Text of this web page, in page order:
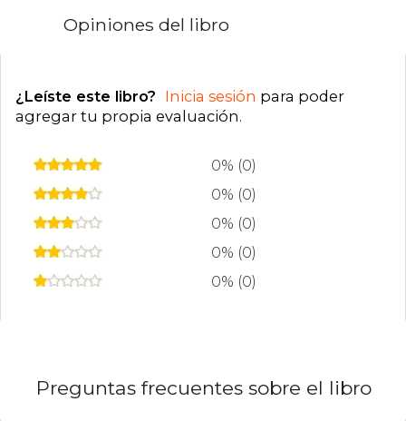
Opiniones del libro
¿Leíste este libro? Inicia sesión para poder
agregar tu propia evaluación.
0% (0)
0% (0)
0% (0)
0% (0)
0% (0)
Preguntas frecuentes sobre el libro